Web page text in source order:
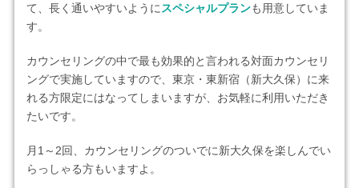
て、長く通いやすいように スペシャルプランも用意していま
す。
カウンセリングの中で最も効果的と言われる対面カウンセリ
ングで実施していますので、東京・東新宿（新大久保）に来
れる方限定にはなってしまいますが、お気軽に利用いただき
たいです。
月1～2回、カウンセリングのついでに新大久保を楽しんでい
らっしゃる方もいますよ。